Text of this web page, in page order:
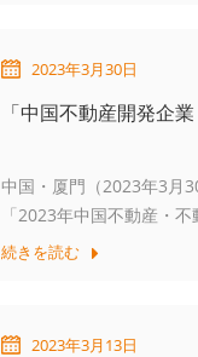
2023年3月30日
「中国不動産開発企
中国・厦門（2023年3月
「2023年中国不動産・
ると、
続きを読む
2023年3月13日